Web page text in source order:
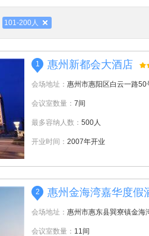
101-200人
1 惠州新都会大酒店
会场地址： 惠州市惠阳区白云一路50
会议室数量： 7间
最多容纳人数： 500人
开业时间： 2007年开业
2 惠州金海湾嘉华度假
会场地址： 惠州市惠东县巽寮镇金海
会议室数量： 11间